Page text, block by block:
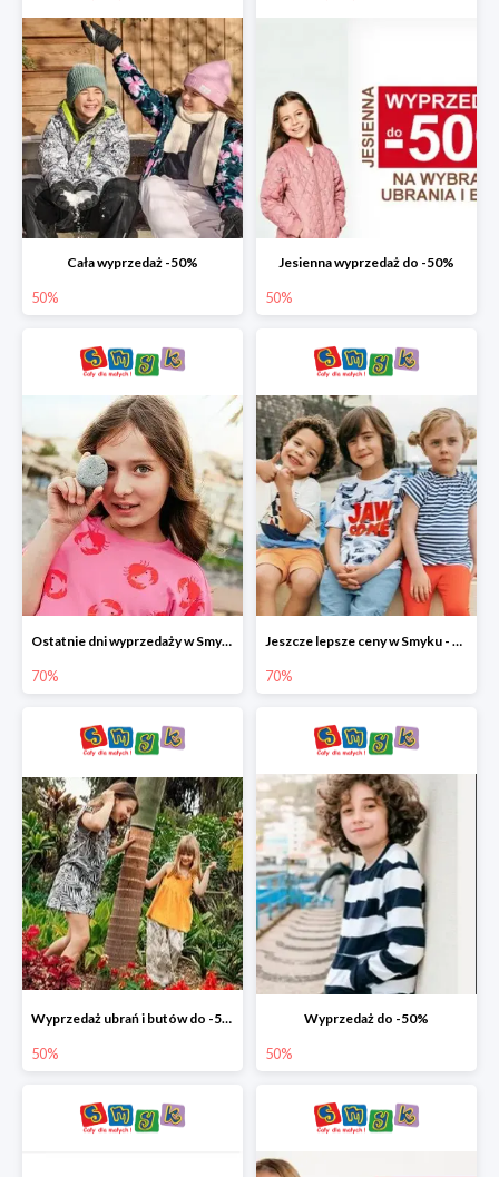
Cała wyprzedaż -50%
50%
Jesienna wyprzedaż do -50%
50%
Ostatnie dni wyprzedaży w Smyku - ubrania i buty do -70%
70%
Jeszcze lepsze ceny w Smyku - ubrania i buty do -70%
70%
Wyprzedaż ubrań i butów do -50%
50%
Wyprzedaż do -50%
50%